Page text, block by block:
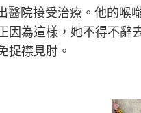
院接受治療。他的喉
因為這樣，她不得不
捉襟見肘。